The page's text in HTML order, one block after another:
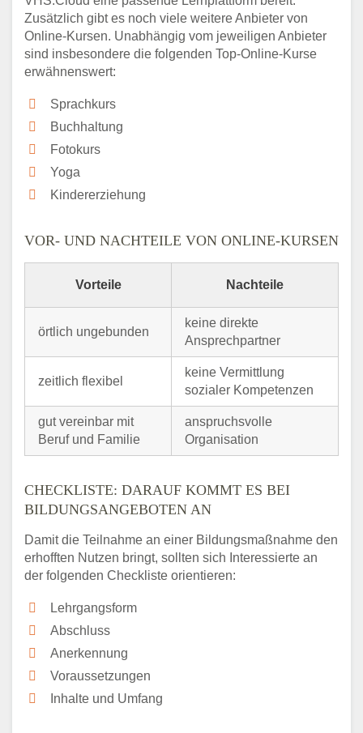
Zusätzlich gibt es noch viele weitere Anbieter von
Online-Kursen. Unabhängig vom jeweiligen Anbieter
sind insbesondere die folgenden Top-Online-Kurse
erwähnenswert:
Sprachkurs
Buchhaltung
Fotokurs
Yoga
Kindererziehung
VOR- UND NACHTEILE VON ONLINE-KURSEN
Vorteile Nachteile
örtlich ungebunden
keine direkte
Ansprechpartner
zeitlich flexibel
keine Vermittlung
sozialer Kompetenzen
gut vereinbar mit
Beruf und Familie
anspruchsvolle
Organisation
CHECKLISTE: DARAUF KOMMT ES BEI
BILDUNGSANGEBOTEN AN
Damit die Teilnahme an einer Bildungsmaßnahme den
erhofften Nutzen bringt, sollten sich Interessierte an
der folgenden Checkliste orientieren:
Lehrgangsform
Abschluss
Anerkennung
Voraussetzungen
Inhalte und Umfang